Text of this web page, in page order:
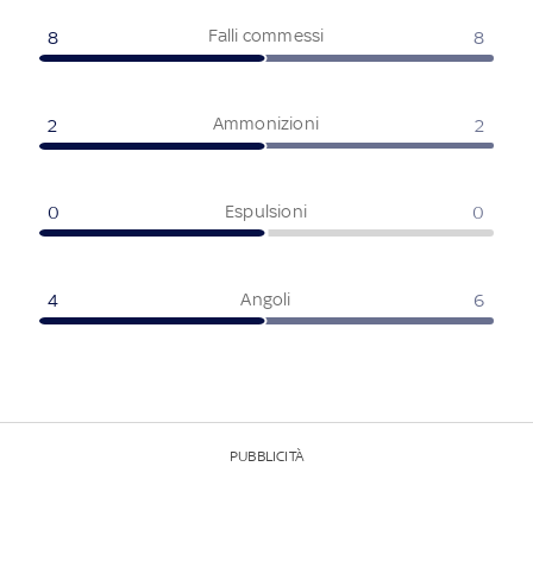
Falli commessi
8 8
Ammonizioni
2 2
Espulsioni
0 0
Angoli
4 6
PUBBLICITÀ